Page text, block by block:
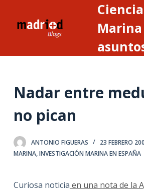
n
n
Ciencia
Nadar entre
no pican
ANTONIO FIGUERAS 23 FEBRERO
MARINA,INVESTIGACIÓN MARINA EN ESPAÑA
Curiosa noticia en una nota de la